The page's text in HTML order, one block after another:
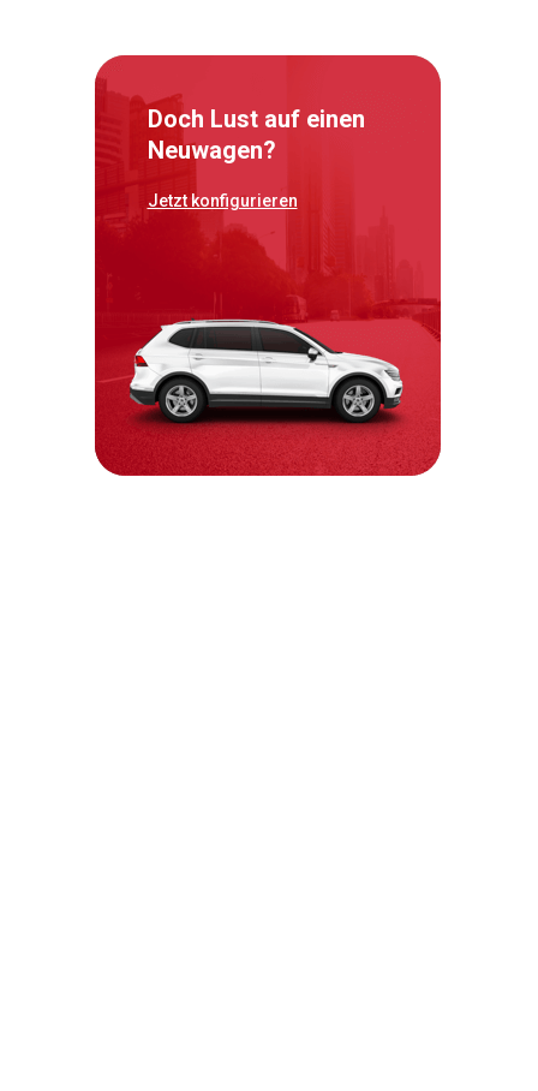
Doch Lust auf einen
Neuwagen?
Jetzt konfigurieren